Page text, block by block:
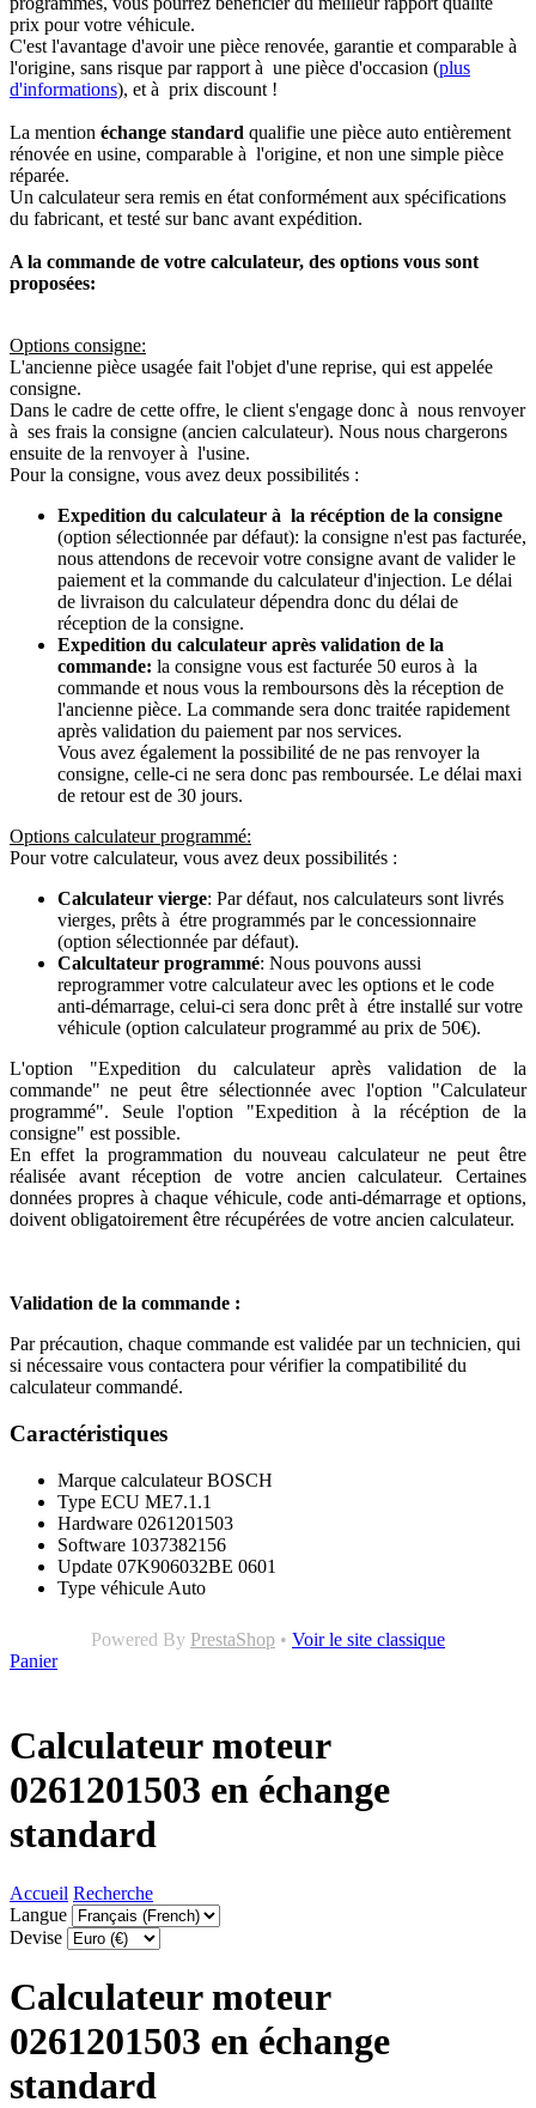
prix pour votre véhicule.
C'est l'avantage d'avoir une pièce renovée, garantie et comparable à
l'origine, sans risque par rapport à une pièce d'occasion (plus
d'informations), et à prix discount !
La mention échange standard qualifie une pièce auto entièrement
rénovée en usine, comparable à l'origine, et non une simple pièce
réparée.
Un calculateur sera remis en état conformément aux spécifications
du fabricant, et testé sur banc avant expédition.
A la commande de votre calculateur, des options vous sont
proposées:
Options consigne:
L'ancienne pièce usagée fait l'objet d'une reprise, qui est appelée
consigne.
Dans le cadre de cette offre, le client s'engage donc à nous renvoyer
à ses frais la consigne (ancien calculateur). Nous nous chargerons
ensuite de la renvoyer à l'usine.
Pour la consigne, vous avez deux possibilités :
Expedition du calculateur à la récéption de la consigne
(option sélectionnée par défaut): la consigne n'est pas facturée,
nous attendons de recevoir votre consigne avant de valider le
paiement et la commande du calculateur d'injection. Le délai
de livraison du calculateur dépendra donc du délai de
réception de la consigne.
Expedition du calculateur après validation de la
commande: la consigne vous est facturée 50 euros à la
commande et nous vous la remboursons dès la réception de
l'ancienne pièce. La commande sera donc traitée rapidement
après validation du paiement par nos services.
Vous avez également la possibilité de ne pas renvoyer la
consigne, celle-ci ne sera donc pas remboursée. Le délai maxi
de retour est de 30 jours.
Options calculateur programmé:
Pour votre calculateur, vous avez deux possibilités :
Calculateur vierge: Par défaut, nos calculateurs sont livrés
vierges, prêts à étre programmés par le concessionnaire
(option sélectionnée par défaut).
Calcultateur programmé: Nous pouvons aussi
reprogrammer votre calculateur avec les options et le code
anti-démarrage, celui-ci sera donc prêt à étre installé sur votre
véhicule (option calculateur programmé au prix de 50€).
L'option "Expedition du calculateur après validation de la
commande" ne peut être sélectionnée avec l'option "Calculateur
programmé". Seule l'option "Expedition à la récéption de la
consigne" est possible.
En effet la programmation du nouveau calculateur ne peut être
réalisée avant réception de votre ancien calculateur. Certaines
données propres à chaque véhicule, code anti-démarrage et options,
doivent obligatoirement être récupérées de votre ancien calculateur.
Validation de la commande :
Par précaution, chaque commande est validée par un technicien, qui
si nécessaire vous contactera pour vérifier la compatibilité du
calculateur commandé.
Caractéristiques
Marque calculateur BOSCH
Type ECU ME7.1.1
Hardware 0261201503
Software 1037382156
Update 07K906032BE 0601
Type véhicule Auto
Powered By PrestaShop • Voir le site classique
Panier
Calculateur moteur
0261201503 en échange
standard
Accueil Recherche
Langue
Devise
Calculateur moteur
0261201503 en échange
standard